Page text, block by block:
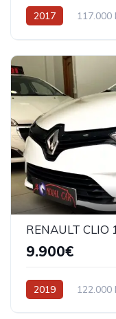
2017 117.000
RENAULT CLIO
9.900€
2019 122.000